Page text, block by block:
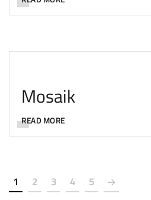
Mosaik
READ MORE
1 2 3 4 5